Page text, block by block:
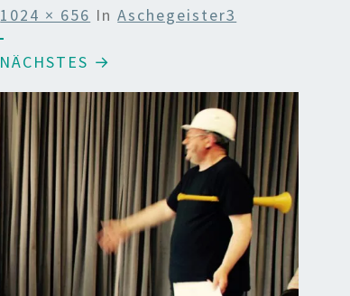
1024 × 656 InAschegeister3
NÄCHSTES →